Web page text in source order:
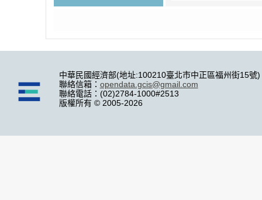
中華民國經濟部(地址:100210臺北市中正區福州街15號)
聯絡信箱： opendata.gcis@gmail.com
聯絡電話：(02)2784-1000#2513
版權所有 © 2005-2026